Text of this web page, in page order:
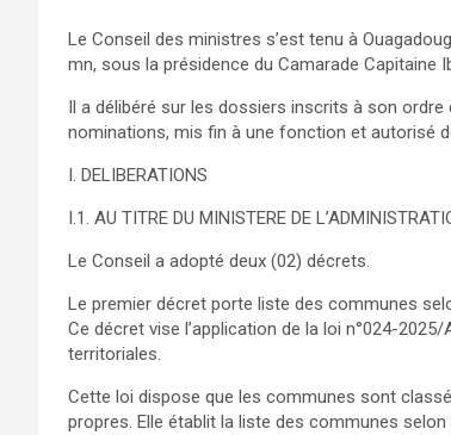
Le Conseil des ministres s’est tenu à
mn, sous la présidence du Camarade Capitaine
Il a délibéré sur les dossiers inscrits à son
nominations, mis fin à une fonction et autorisé
I. DELIBERATIONS
I.1. AU TITRE DU MINISTERE DE
Le Conseil a adopté deux (02) décrets.
Le premier décret porte liste des communes
Ce décret vise l’application de la loi n°024-
territoriales.
Cette loi dispose que les communes sont
propres. Elle établit la liste des communes